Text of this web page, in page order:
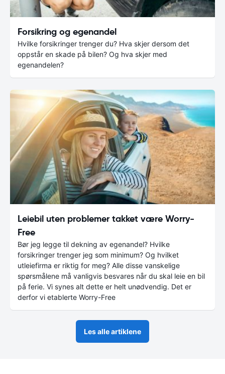
Forsikring og egenandel
Hvilke forsikringer trenger du? Hva skjer dersom det
oppstår en skade på bilen? Og hva skjer med
egenandelen?
Leiebil uten problemer takket være Worry-
Free
Bør jeg legge til dekning av egenandel? Hvilke
forsikringer trenger jeg som minimum? Og hvilket
utleiefirma er riktig for meg? Alle disse vanskelige
spørsmålene må vanligvis besvares når du skal leie en bil
på ferie. Vi synes alt dette er helt unødvendig. Det er
derfor vi etablerte Worry-Free
Les alle artiklene